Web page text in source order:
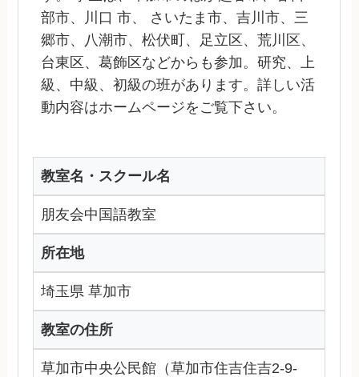
部市、川口 市、 さいたま市、吉川市、三
郷市、八潮市、松伏町、足立区、荒川区、
台東区、葛飾区などからも参加。研究、上
級、中級、初級の班があります。詳しい活
動内容はホームページをご覧下さい。
教室名・スクール名
朋友会中国語教室
所在地
埼玉県 草加市
教室の住所
草加市中央公民館（草加市住吉住吉2-9-